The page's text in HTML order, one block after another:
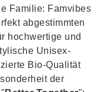
Familie: Famvibes
abgestimmten
hochwertige und
Unisex-
Bio-Qualität
der